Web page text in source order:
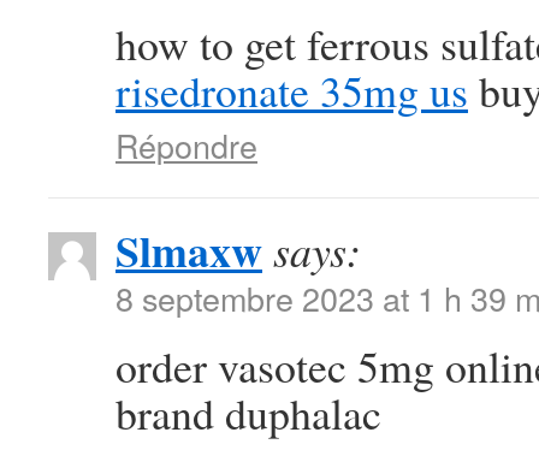
how to get ferrous
risedronate 35mg us
Répondre
Slmaxwsays:
8 septembre 2023 at 1 h 39
order vasotec 5mg
brand duphalac